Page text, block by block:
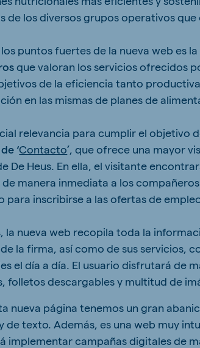
de los diversos grupos operativos que
puntos fuertes de la nueva web es
que valoran los servicios ofrecidos
de la eficiencia tanto
en las mismas de planes de
relevancia para cumplir el objetivo
‘Contacto’, que ofrece una mayor
De Heus. En ella, el visitante
manera inmediata a los
para inscribirse a las ofertas de
la nueva web recopila toda la
la firma, así como de sus servicios,
el día a día. El usuario disfrutará de
folletos descargables y multitud de
nueva página tenemos un gran
de texto. Además, es una web muy
implementar campañas digitales de